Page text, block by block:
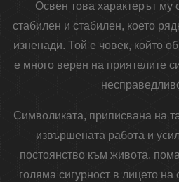
Освен това характерът му
стабилен и стабилен, което
изненади. Той е човек, който
е много верен на приятелите
Символиката, приписвана на
извършената работа и
постоянство към живота,
голяма сигурност в лицето на